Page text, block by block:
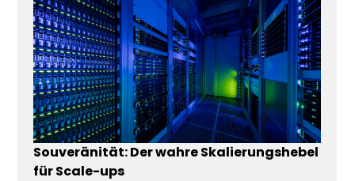
Souveränität: Der wahre Skalierungshebel
für Scale-ups